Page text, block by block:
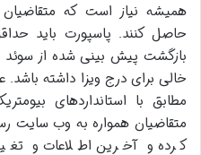
همیشه نیاز است که متقاضیان
حاصل کنند. پاسپورت باید
بازگشت پیش بینی شده از
خالی برای درج ویزا داشته
مطابق با استانداردهای
متقاضیان همواره به وب سایت
کرده و آخرین اطلاعات و